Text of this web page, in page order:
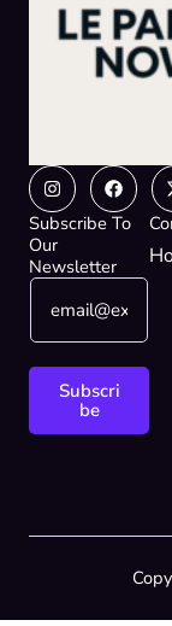
Instagram
Subscribe To
Our
Newsletter
E
a
E
E
a
Subscri
be